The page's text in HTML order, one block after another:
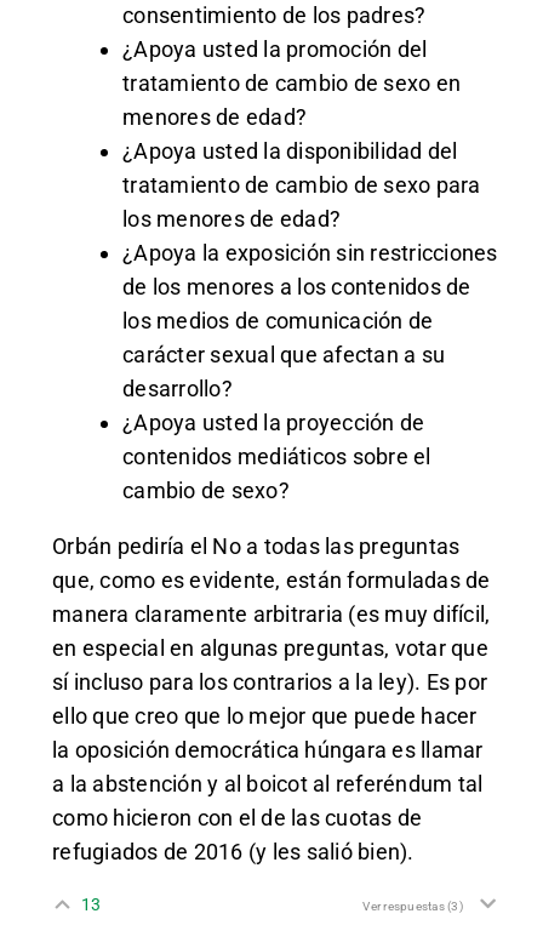
consentimiento de los padres?
¿Apoya usted la promoción del
tratamiento de cambio de sexo en
menores de edad?
¿Apoya usted la disponibilidad del
tratamiento de cambio de sexo para
los menores de edad?
¿Apoya la exposición sin restricciones
de los menores a los contenidos de
los medios de comunicación de
carácter sexual que afectan a su
desarrollo?
¿Apoya usted la proyección de
contenidos mediáticos sobre el
cambio de sexo?
Orbán pediría el No a todas las preguntas
que, como es evidente, están formuladas de
manera claramente arbitraria (es muy difícil,
en especial en algunas preguntas, votar que
sí incluso para los contrarios a la ley). Es por
ello que creo que lo mejor que puede hacer
la oposición democrática húngara es llamar
a la abstención y al boicot al referéndum tal
como hicieron con el de las cuotas de
refugiados de 2016 (y les salió bien).
13 Ver respuestas(3)